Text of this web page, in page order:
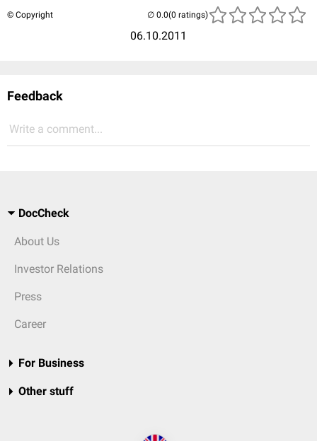
© Copyright
06.10.2011
(0 ratings)
Feedback
Write a comment...
DocCheck
About Us
Investor Relations
Press
Career
For Business
Other stuff